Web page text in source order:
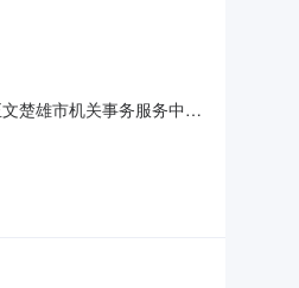
楚雄市机关事务服务中心